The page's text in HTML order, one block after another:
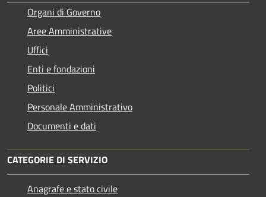
Organi di Governo
Aree Amministrative
Uffici
Enti e fondazioni
Politici
Personale Amministrativo
Documenti e dati
CATEGORIE DI SERVIZIO
Anagrafe e stato civile